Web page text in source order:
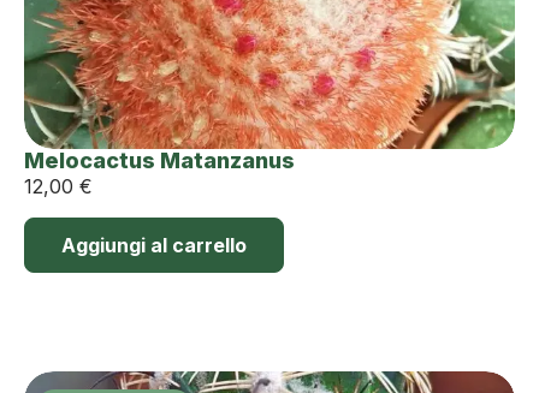
Melocactus Matanzanus
12,00 €
Aggiungi al carrello